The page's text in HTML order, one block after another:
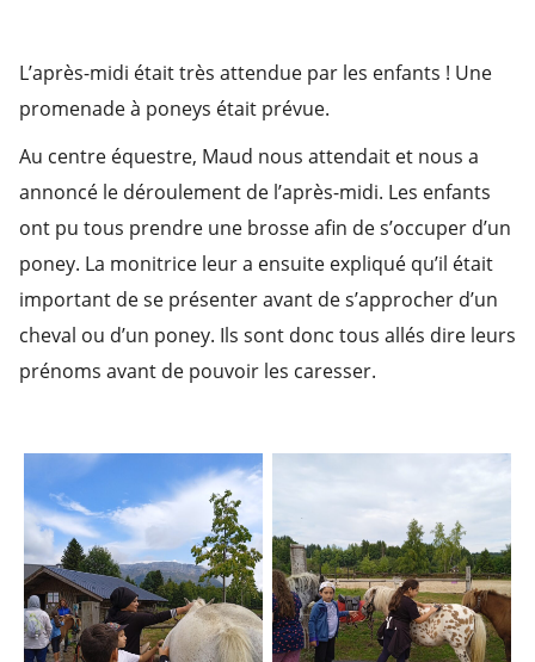
L’après-midi était très attendue par les enfants ! Une
promenade à poneys était prévue.
Au centre équestre, Maud nous attendait et nous a
annoncé le déroulement de l’après-midi. Les enfants
ont pu tous prendre une brosse afin de s’occuper d’un
poney. La monitrice leur a ensuite expliqué qu’il était
important de se présenter avant de s’approcher d’un
cheval ou d’un poney. Ils sont donc tous allés dire leurs
prénoms avant de pouvoir les caresser.